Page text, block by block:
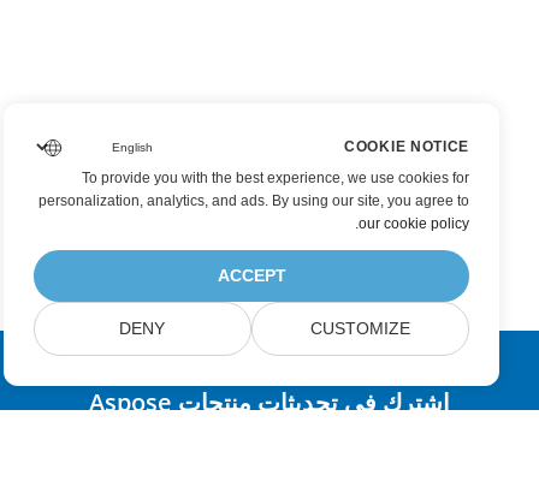
اشترك في تحديثات منتجات Aspose
COOKIE NOTICE
To provide you with the best experience, we use cookies for
personalization, analytics, and ads. By using our site, you agree to
our cookie policy
.
ACCEPT
CUSTOMIZE
DENY